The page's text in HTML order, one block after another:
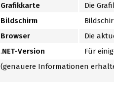
Grafikkarte
Die
Bildschirm
Browser
Die
.NET-Version
Für
(genauere Informationen